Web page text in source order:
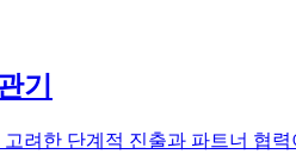
기
려한 단계적 진출과 파트너 협